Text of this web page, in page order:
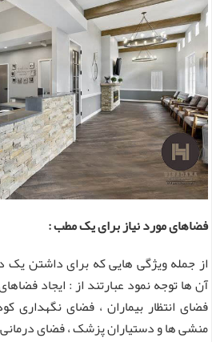
فضاهای مورد نیاز برای یک مطب :
از جمله ویژگی هایی که برای داشتن
آن ها توجه نمود عبارتند از : ایجاد
فضای انتظار بیماران ، فضای
منشی ها و دستیاران پزشک ، فضای